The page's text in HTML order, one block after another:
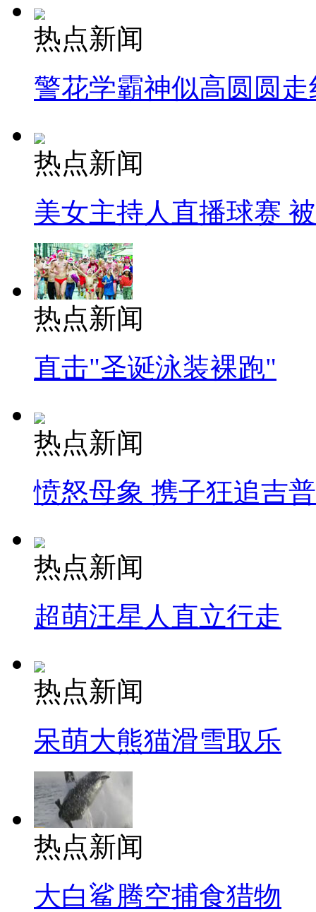
热点新闻
警花学霸神似高圆圆走
热点新闻
美女主持人直播球赛
热点新闻
直击"圣诞泳装裸跑"
热点新闻
愤怒母象 携子狂追吉
热点新闻
超萌汪星人直立行走
热点新闻
呆萌大熊猫滑雪取乐
热点新闻
大白鲨腾空捕食猎物